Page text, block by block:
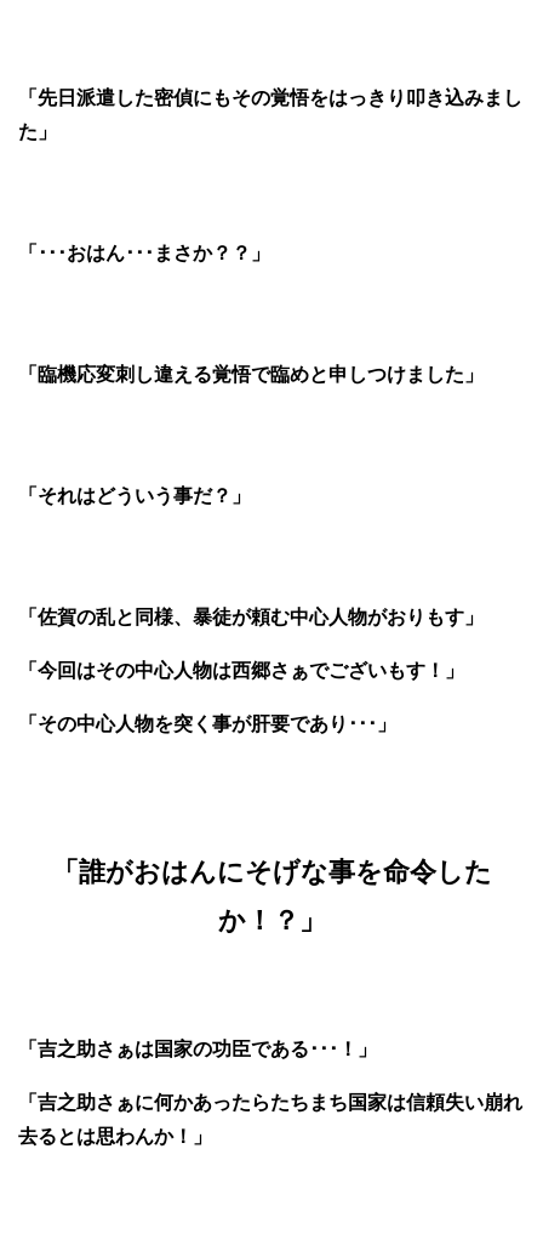
「先日派遣した密偵にもその覚悟をはっきり叩き込みまし
た」
「･･･おはん･･･まさか？？」
「臨機応変刺し違える覚悟で臨めと申しつけました」
「それはどういう事だ？」
「佐賀の乱と同様、暴徒が頼む中心人物がおりもす」
「今回はその中心人物は西郷さぁでございもす！」
「その中心人物を突く事が肝要であり･･･」
「誰がおはんにそげな事を命令した
か！？」
「吉之助さぁは国家の功臣である･･･！」
「吉之助さぁに何かあったらたちまち国家は信頼失い崩れ
去るとは思わんか！」